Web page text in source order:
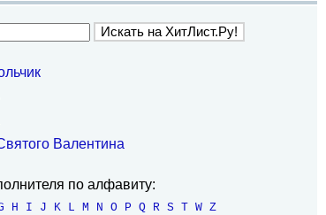
Валентина
по алфавиту:
H I J K L M N O P Q R S T W Z